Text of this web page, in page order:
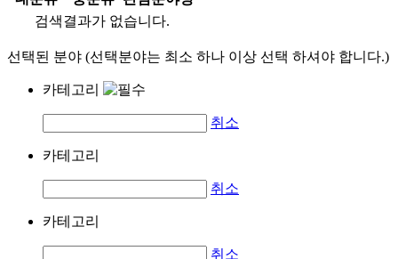
검색결과가 없습니다.
선택된 분야 (선택분야는 최소 하나 이상 선택 하셔야 합니다.)
카테고리
취소
카테고리
취소
카테고리
취소